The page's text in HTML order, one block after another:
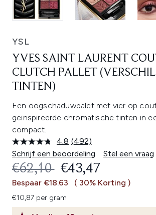
YSL
YVES SAINT LAURENT
CLUTCH PALLET
TINTEN)
Een oogschaduwpalet met vier op
geïnspireerde chromatische tinten in
compact.
4.8 Lees
492
beoordelingen.
Dezelfde
paginalink.
(492)
Schrijf een beoordeling
Stel een vraag
RECOMMENDED RETAIL
€62,10 HUIDIGE PRIJS:
€43,47
Bespaar €18.63 ( 30% Korting )
€10,87 per gram